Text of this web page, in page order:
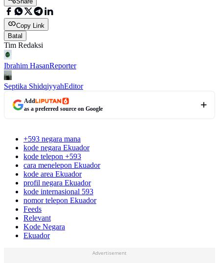
Copy Link
Batal
Tim Redaksi
Ibrahim HasanReporter
Septika ShidqiyyahEditor
Add
as a preferred source on Google
+593 negara mana
kode negara Ekuador
kode telepon +593
cara menelepon Ekuador
kode area Ekuador
profil negara Ekuador
kode internasional 593
nomor telepon Ekuador
Feeds
Relevant
Kode Negara
Ekuador
Advertisement